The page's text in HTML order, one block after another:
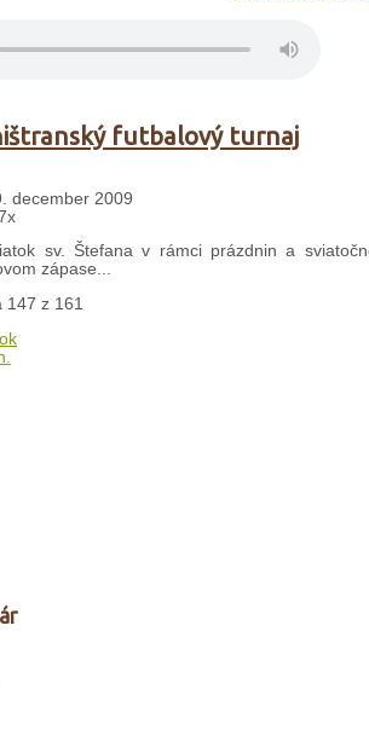
futbalový turnaj
december 2009
sv. Štefana v rámci prázdnin a
zápase...
147 z 161